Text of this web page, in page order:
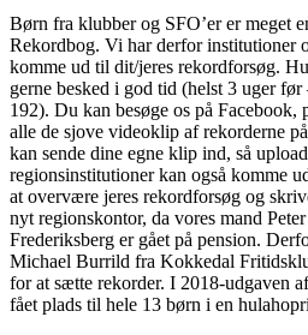
Børn fra klubber og SFO’er er meget
Rekordbog. Vi har derfor institutioner
komme ud til dit/jeres rekordforsøg.
gerne besked i god tid (helst 3 uger
192). Du kan besøge os på Facebook,
alle de sjove videoklip af rekorderne
kan sende dine egne klip ind, så
regionsinstitutioner kan også komme
at overvære jeres rekordforsøg og
nyt regionskontor, da vores mand
Frederiksberg er gået på pension.
Michael Burrild fra Kokkedal
for at sætte rekorder. I 2018-udgaven
fået plads til hele 13 børn i en